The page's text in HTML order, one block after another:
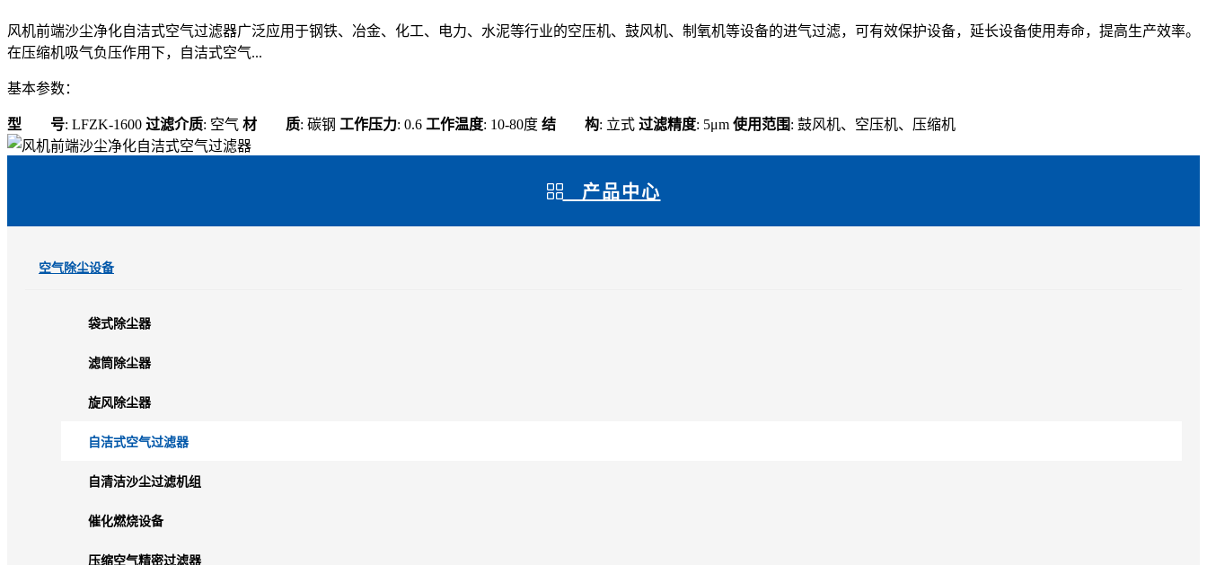
风机前端沙尘净化自洁式空气过滤器广泛应用于钢铁、冶金、化工、电力、水泥等行业的空压机、鼓风机、制氧机等设备的进气过滤，可有效保护设备，延长设备使用寿命，提高生产效率。
在压缩机吸气负压作用下，自洁式空气...
基本参数：
型 号: LFZK-1600 过滤介质: 空气 材 质: 碳钢 工作压力: 0.6 工作温度: 10-80度 结 构: 立式 过滤精度: 5μm 使用范围: 鼓风机、空压机、压缩机
产品中心
空气除尘设备
袋式除尘器
滤筒除尘器
旋风除尘器
自洁式空气过滤器
自清洁沙尘过滤机组
催化燃烧设备
压缩空气精密过滤器